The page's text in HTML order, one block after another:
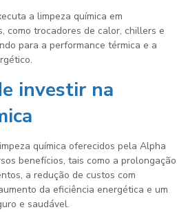
a limpeza química em
como trocadores de calor, chillers e
para a performance térmica e a
investir na
química oferecidos pela Alpha
benefícios, tais como a prolongação
a redução de custos com
da eficiência energética e um
e saudável.